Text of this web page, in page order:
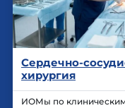
Сердечно-
хирургия
ИОМы по